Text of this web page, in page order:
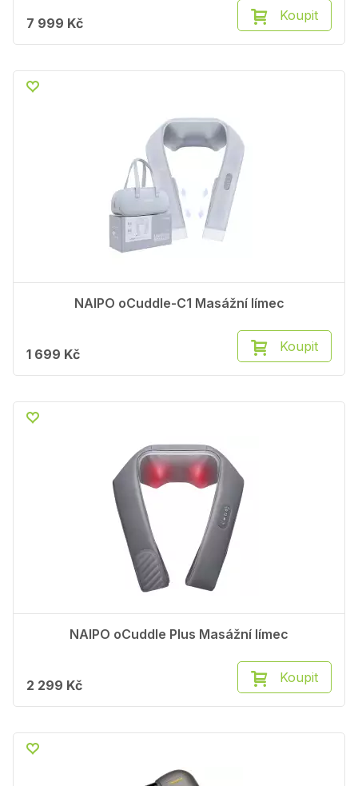
7 999 Kč Koupit
NAIPO oCuddle-C1 Masážní límec
1 699 Kč Koupit
NAIPO oCuddle Plus Masážní límec
2 299 Kč Koupit